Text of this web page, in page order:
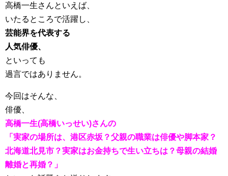
高橋一生さんといえば、
いたるところで活躍し、
芸能界を代表する
人気俳優、
といっても
過言ではありません。
今回はそんな、
俳優、
高橋一生(高橋いっせい)さんの
「実家の場所は、港区赤坂？父親の職業は俳優や脚本家？
北海道北見市？実家はお金持ちで生い立ちは？母親の結婚
離婚と再婚？」